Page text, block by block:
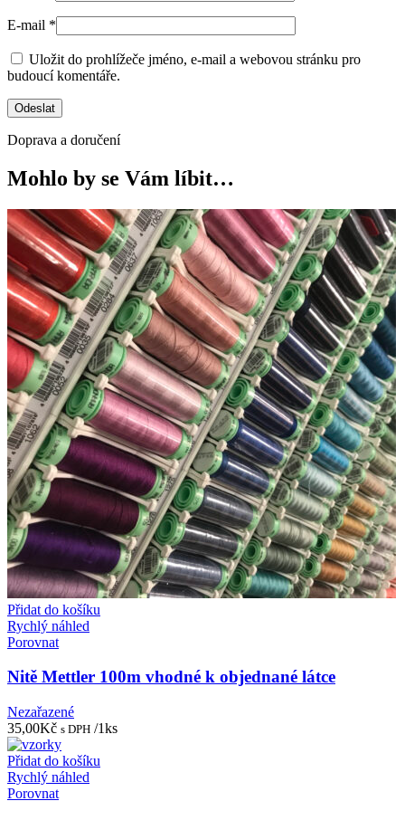
E-mail *
Uložit do prohlížeče jméno, e-mail a webovou stránku pro
budoucí komentáře.
Doprava a doručení
Mohlo by se Vám líbit…
Přidat do košíku
Rychlý náhled
Porovnat
Nitě Mettler 100m vhodné k objednané látce
Nezařazené
35,00Kč s DPH /1ks
Přidat do košíku
Rychlý náhled
Porovnat